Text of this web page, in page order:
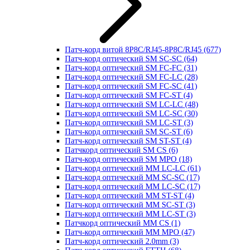
Патч-корд витой 8P8C/RJ45-8P8C/RJ45 (677)
Патч-корд оптический SM SC-SC (64)
Патч-корд оптический SM FC-FC (31)
Патч-корд оптический SM FC-LC (28)
Патч-корд оптический SM FC-SC (41)
Патч-корд оптический SM FC-ST (4)
Патч-корд оптический SM LC-LC (48)
Патч-корд оптический SM LC-SC (30)
Патч-корд оптический SM LC-ST (3)
Патч-корд оптический SM SC-ST (6)
Патч-корд оптический SM ST-ST (4)
Патчкорд оптический SM CS (6)
Патч-корд оптический SM MPO (18)
Патч-корд оптический MM LC-LC (61)
Патч-корд оптический MM SC-SC (17)
Патч-корд оптический MM LC-SC (17)
Патч-корд оптический MM ST-ST (4)
Патч-корд оптический MM SC-ST (3)
Патч-корд оптический MM LC-ST (3)
Патчкорд оптический MM CS (1)
Патч-корд оптический MM MPO (47)
Патч-корд оптический 2.0mm (3)